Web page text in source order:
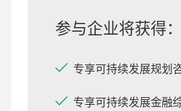
参与企业将获得：
专享可持续发展规划
专享可持续发展金融